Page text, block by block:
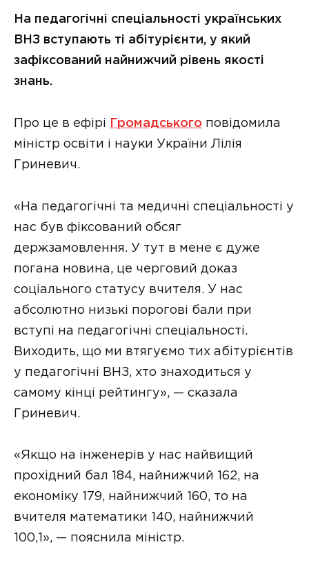
На педагогічні спеціальності українських
ВНЗ вступають ті абітурієнти, у який
зафіксований найнижчий рівень якості
знань.
Про це в ефірі Громадського повідомила
міністр освіти і науки України Лілія
Гриневич.
«На педагогічні та медичні спеціальності у
нас був фіксований обсяг
держзамовлення. У тут в мене є дуже
погана новина, це черговий доказ
соціального статусу вчителя. У нас
абсолютно низькі порогові бали при
вступі на педагогічні спеціальності.
Виходить, що ми втягуємо тих абітурієнтів
у педагогічні ВНЗ, хто знаходиться у
самому кінці рейтингу», — сказала
Гриневич.
«Якщо на інженерів у нас найвищий
прохідний бал 184, найнижчий 162, на
економіку 179, найнижчий 160, то на
вчителя математики 140, найнижчий
100,1», — пояснила міністр.